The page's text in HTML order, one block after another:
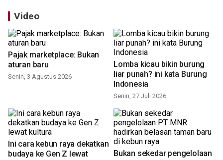
Nobar Gembira Piala Dunia
2026 saat HBKB di Bekasi
Senin, 29 Juni 2026
di Depok
Senin, 22 Juni 2026
Video